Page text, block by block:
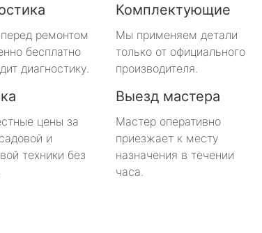
ремонтом
бесплатно
диагностику.
Комплектующие
Мы применяем детали
только от официального
производителя.
цены за
и
техники без
Выезд мастера
Мастер оперативно
приезжает к месту
назначения в течении
часа.